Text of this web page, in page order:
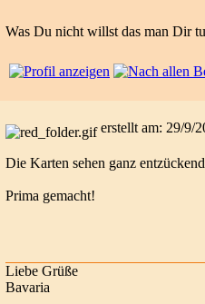
Was Du nicht willst das man Dir
erstellt am: 29/9/
Die Karten sehen ganz
Prima gemacht!
Liebe Grüße
Bavaria